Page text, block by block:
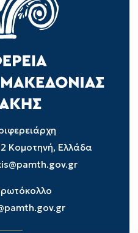
Κομοτηνή, Ελλάδα